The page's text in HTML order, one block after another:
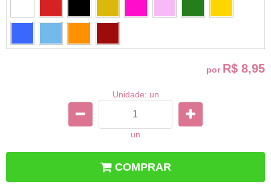
por R$ 8,95
Unidade: un
un
COMPRAR